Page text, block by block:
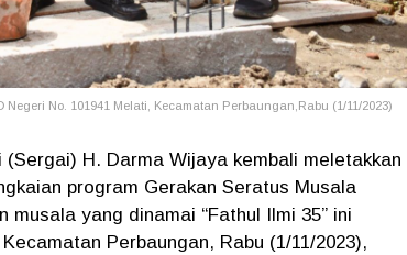
No. 101941 Melati, Kecamatan Perbaungan,Rabu (1/11/2023)
(Sergai) H. Darma Wijaya kembali meletakkan
program Gerakan Seratus Musala
musala yang dinamai “Fathul Ilmi 35” ini
Perbaungan, Rabu (1/11/2023),